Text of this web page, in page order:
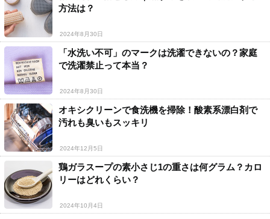
方法は？
2024年8月30日
「水洗い不可」のマークは洗濯できないの？家庭
で洗濯禁止って本当？
2024年8月30日
オキシクリーンで食洗機を掃除！酸素系漂白剤で
汚れも臭いもスッキリ
2024年12月5日
鶏ガラスープの素小さじ1の重さは何グラム？カロ
リーはどれくらい？
2024年10月4日